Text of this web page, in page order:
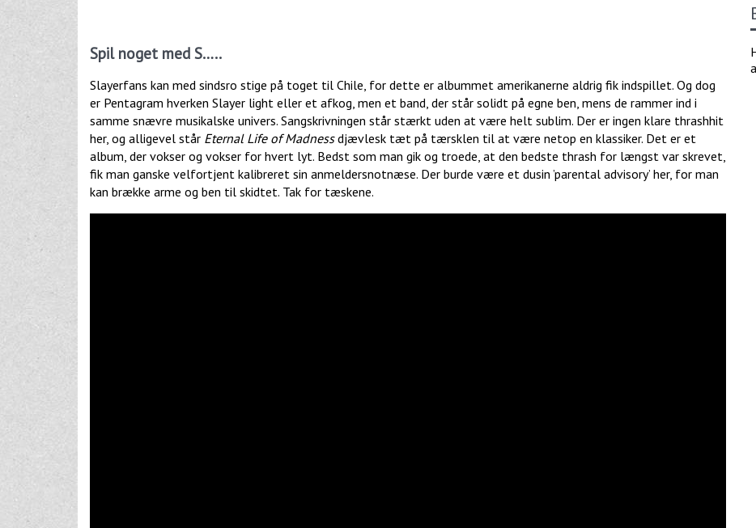
Spil noget med S…..
Slayerfans kan med sindsro stige på toget til Chile, for dette er albummet amerikanerne aldrig fik indspillet. Og dog
er Pentagram hverken Slayer light eller et afkog, men et band, der står solidt på egne ben, mens de rammer ind i
samme snævre musikalske univers. Sangskrivningen står stærkt uden at være helt sublim. Der er ingen klare thrashhit
her, og alligevel står Eternal Life of Madnessdjævlesk tæt på tærsklen til at være netop en klassiker. Det er et
album, der vokser og vokser for hvert lyt. Bedst som man gik og troede, at den bedste thrash for længst var skrevet,
fik man ganske velfortjent kalibreret sin anmeldersnotnæse. Der burde være et dusin ’parental advisory’ her, for man
kan brække arme og ben til skidtet. Tak for tæskene.